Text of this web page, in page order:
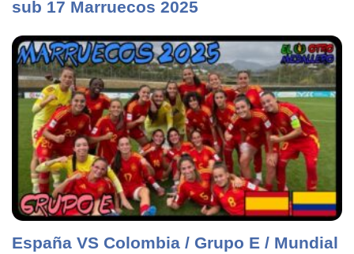
sub 17 Marruecos 2025
España VS Colombia / Grupo E / Mundial